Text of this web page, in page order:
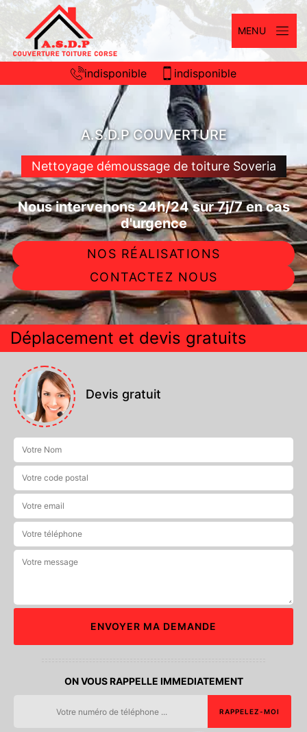
MENU
indisponible indisponible
A.S.D.P COUVERTURE
Nettoyage démoussage de toiture Soveria
Nous intervenons 24h/24 sur 7j/7 en cas
d'urgence
NOS RÉALISATIONS
CONTACTEZ NOUS
Déplacement et devis gratuits
Devis gratuit
ON VOUS RAPPELLE IMMEDIATEMENT